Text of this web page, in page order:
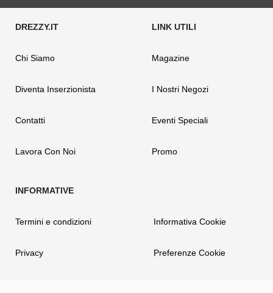
Chi Siamo
Diventa Inserzionista
Contatti
Lavora Con Noi
Magazine
I Nostri Negozi
Eventi Speciali
Promo
Termini e condizioni
Privacy
Informativa Cookie
Preferenze Cookie